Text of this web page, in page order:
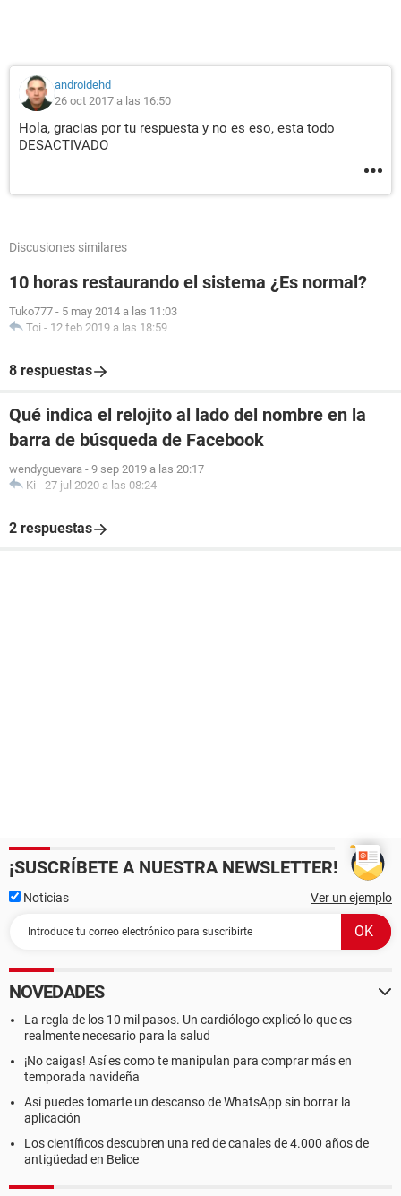
androidehd
26 oct 2017 a las 16:50
Hola, gracias por tu respuesta y no es eso, esta todo
DESACTIVADO
Discusiones similares
10 horas restaurando el sistema ¿Es normal?
Tuko777 - 5 may 2014 a las 11:03
Toi - 12 feb 2019 a las 18:59
8 respuestas
Qué indica el relojito al lado del nombre en la
barra de búsqueda de Facebook
wendyguevara - 9 sep 2019 a las 20:17
Ki - 27 jul 2020 a las 08:24
2 respuestas
¡SUSCRÍBETE A NUESTRA NEWSLETTER!
Noticias Ver un ejemplo
NOVEDADES
La regla de los 10 mil pasos. Un cardiólogo explicó lo que es
realmente necesario para la salud
¡No caigas! Así es como te manipulan para comprar más en
temporada navideña
Así puedes tomarte un descanso de WhatsApp sin borrar la
aplicación
Los científicos descubren una red de canales de 4.000 años de
antigüedad en Belice